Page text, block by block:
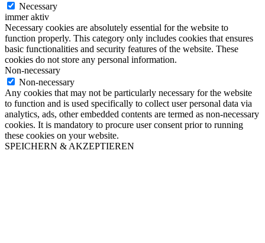
Necessary
immer aktiv
Necessary cookies are absolutely essential for the website to
function properly. This category only includes cookies that ensures
basic functionalities and security features of the website. These
cookies do not store any personal information.
Non-necessary
Non-necessary
Any cookies that may not be particularly necessary for the website
to function and is used specifically to collect user personal data via
analytics, ads, other embedded contents are termed as non-necessary
cookies. It is mandatory to procure user consent prior to running
these cookies on your website.
SPEICHERN & AKZEPTIEREN